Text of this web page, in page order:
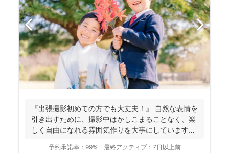
『出張撮影初めての方でも大丈夫！』 自然な表情を
引き出すために、撮影中はかしこまることなく、楽
しく自由になれる雰囲気作りを大事にしています＾
予約承諾率： 99% 最終アクティブ： 7日以上前